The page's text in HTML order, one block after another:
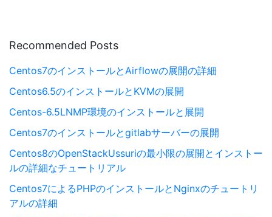
Recommended Posts
Centos7のインストールとAirflowの展開の詳細
Centos6.5のインストールとKVMの展開
Centos-6.5LNMP環境のインストールと展開
Centos7のインストールとgitlabサーバーの展開
Centos8のOpenStackUssuriの最小限の展開とインストー
ルの詳細なチュートリアル
Centos7によるPHPのインストールとNginxのチュートリ
アルの詳細